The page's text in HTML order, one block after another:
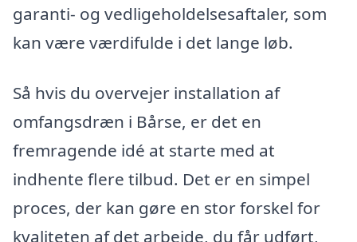
garanti- og vedligeholdelsesaftaler, som
kan være værdifulde i det lange løb.
Så hvis du overvejer installation af
omfangsdræn i Bårse, er det en
fremragende idé at starte med at
indhente flere tilbud. Det er en simpel
proces, der kan gøre en stor forskel for
kvaliteten af det arbejde, du får udført,